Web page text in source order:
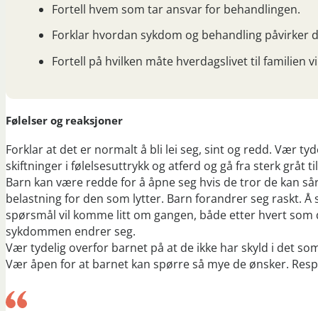
Fortell hvem som tar ansvar for behandlingen.
Forklar hvordan sykdom og behandling påvirker
Fortell på hvilken måte hverdagslivet til familien
Følelser og reaksjoner
Forklar at det er normalt å bli lei seg, sint og redd. Vær
skiftninger i følelsesuttrykk og atferd og gå fra sterk gråt
Barn kan være redde for å åpne seg hvis de tror de kan
belastning for den som lytter. Barn forandrer seg raskt. Å
spørsmål vil komme litt om gangen, både etter hvert
sykdommen endrer seg.
Vær tydelig overfor barnet på at de ikke har skyld i det
Vær åpen for at barnet kan spørre så mye de ønsker.